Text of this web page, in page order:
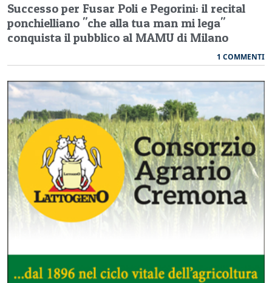
Successo per Fusar Poli e Pegorini: il recital
ponchielliano "che alla tua man mi lega"
conquista il pubblico al MAMU di Milano
1 COMMENTI